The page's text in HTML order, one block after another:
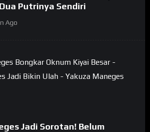
Putrinya Sendiri
Ago
Jadi Sorotan! Belum